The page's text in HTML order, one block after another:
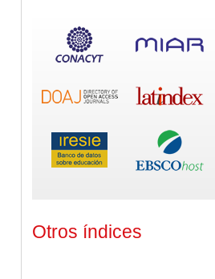
Otros índices